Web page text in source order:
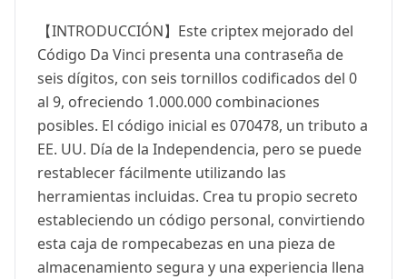
【INTRODUCCIÓN】Este criptex mejorado del
Código Da Vinci presenta una contraseña de
seis dígitos, con seis tornillos codificados del 0
al 9, ofreciendo 1.000.000 combinaciones
posibles. El código inicial es 070478, un tributo a
EE. UU. Día de la Independencia, pero se puede
restablecer fácilmente utilizando las
herramientas incluidas. Crea tu propio secreto
estableciendo un código personal, convirtiendo
esta caja de rompecabezas en una pieza de
almacenamiento segura y una experiencia llena